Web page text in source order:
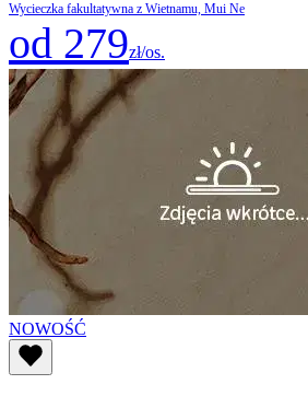
Wycieczka fakultatywna z Wietnamu, Mui Ne
od 279zł/os.
NOWOŚĆ